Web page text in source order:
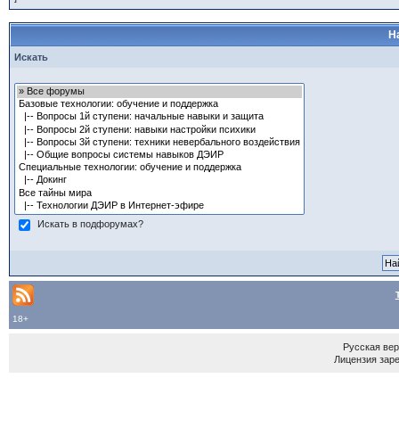
Искать
Искать в подфорумах?
18+
Русская
Лицензия